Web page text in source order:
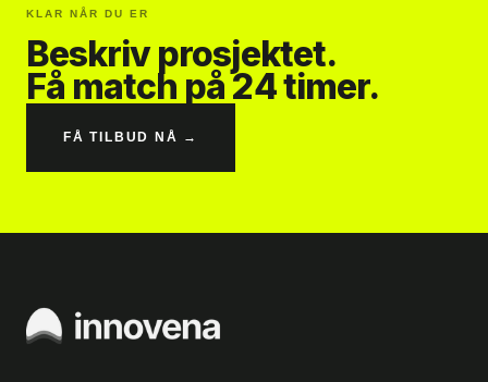
KLAR NÅR DU ER
Beskriv prosjektet.
Få match på 24 timer.
FÅ TILBUD NÅ →